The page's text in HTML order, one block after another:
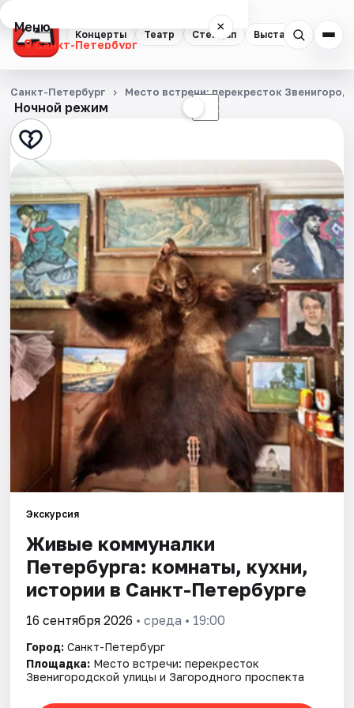
Концерты Театр Стендап Выставки
Меню ×
Санкт-Петербург
Концерты
Театр
Стендап
Выставки
Квесты
Экскурсии
Спорт
События
Города
Площадки
Артисты
Ночной режим ☾
Санкт-Петербург Место встречи: перекресток
Экскурсия
Живые коммуналки
Петербурга: комнаты, кухни,
истории в Санкт-Петербурге
16 сентября 2026 • среда • 19:00
Город: Санкт-Петербург
Площадка: Место встречи: перекресток
Звенигородской улицы и Загородного проспекта